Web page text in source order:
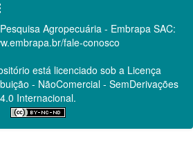
Agropecuária - Embrapa SAC:
fale-conosco
está licenciado sob a Licença
- NãoComercial - SemDerivações
4.0 Internacional.